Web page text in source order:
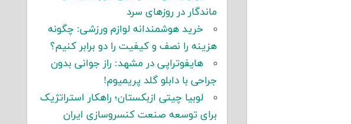
ماندگار در روزهای سرد
خرید هوشمندانه لوازم ورزشی: چگونه
هزینه را نصف و کیفیت را دو برابر کنیم؟
هایفوتراپی در مشهد: راز جوانی بدون
جراحی با دابلو گلد پریمیوم!
لوبیا چیتی ازبکستان؛ راهکار استراتژیک
برای توسعه صنعت کنسروسازی ایران